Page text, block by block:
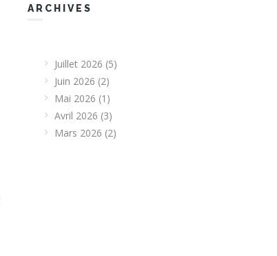
ARCHIVES
Juillet 2026 (5)
Juin 2026 (2)
Mai 2026 (1)
Avril 2026 (3)
Mars 2026 (2)